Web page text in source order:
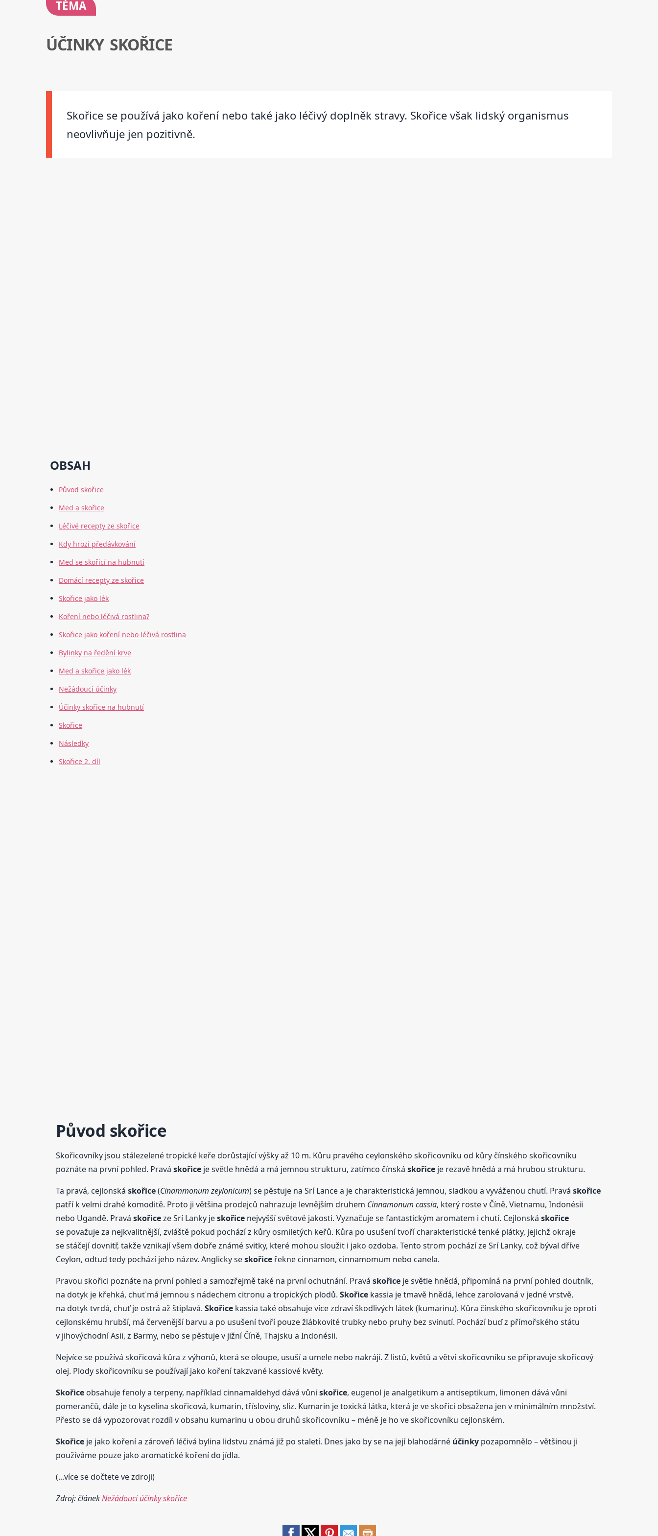
TÉMA
ÚČINKY SKOŘICE
Skořice se používá jako koření nebo také jako léčivý doplněk stravy. Skořice však lidský organismus
neovlivňuje jen pozitivně.
OBSAH
Původ skořice
Med a skořice
Léčivé recepty ze skořice
Kdy hrozí předávkování
Med se skořicí na hubnutí
Domácí recepty ze skořice
Skořice jako lék
Koření nebo léčivá rostlina?
Skořice jako koření nebo léčivá rostlina
Bylinky na ředění krve
Med a skořice jako lék
Nežádoucí účinky
Účinky skořice na hubnutí
Skořice
Následky
Skořice 2. díl
Původ skořice
Skořicovníky jsou stálezelené tropické keře dorůstající výšky až 10 m. Kůru pravého ceylonského skořicovníku od kůry čínského skořicovníku
poznáte na první pohled. Pravá skořiceje světle hnědá a má jemnou strukturu, zatímco čínská skořiceje rezavě hnědá a má hrubou strukturu.
Ta pravá, cejlonská skořice(Cinammonum zeylonicum) se pěstuje na Srí Lance a je charakteristická jemnou, sladkou a vyváženou chutí. Pravá skořice
patří k velmi drahé komoditě. Proto ji většina prodejců nahrazuje levnějším druhem Cinnamonum cassia, který roste v Číně, Vietnamu, Indonésii
nebo Ugandě. Pravá skořiceze Srí Lanky jeskořicenejvyšší světové jakosti. Vyznačuje se fantastickým aromatem i chutí. Cejlonská skořice
se považuje za nejkvalitnější, zvláště pokud pochází z kůry osmiletých keřů. Kůra po usušení tvoří charakteristické tenké plátky, jejichž okraje
se stáčejí dovnitř, takže vznikají všem dobře známé svitky, které mohou sloužit i jako ozdoba. Tento strom pochází ze Srí Lanky, což býval dříve
Ceylon, odtud tedy pochází jeho název. Anglicky seskořiceřekne cinnamon, cinnamomum nebo canela.
Pravou skořici poznáte na první pohled a samozřejmě také na první ochutnání. Pravá skořiceje světle hnědá, připomíná na první pohled doutník,
na dotyk je křehká, chuť má jemnou s nádechem citronu a tropických plodů. Skořicekassia je tmavě hnědá, lehce zarolovaná v jedné vrstvě,
na dotyk tvrdá, chuť je ostrá až štiplavá. Skořicekassia také obsahuje více zdraví škodlivých látek (kumarinu). Kůra čínského skořicovníku je oproti
cejlonskému hrubší, má červenější barvu a po usušení tvoří pouze žlábkovité trubky nebo pruhy bez svinutí. Pochází buď z přímořského státu
v jihovýchodní Asii, z Barmy, nebo se pěstuje v jižní Číně, Thajsku a Indonésii.
Nejvíce se používá skořicová kůra z výhonů, která se oloupe, usuší a umele nebo nakrájí. Z listů, květů a větví skořicovníku se připravuje skořicový
olej. Plody skořicovníku se používají jako koření takzvané kassiové květy.
Skořiceobsahuje fenoly a terpeny, například cinnamaldehyd dává vůni skořice, eugenol je analgetikum a antiseptikum, limonen dává vůni
pomerančů, dále je to kyselina skořicová, kumarin, třísloviny, sliz. Kumarin je toxická látka, která je ve skořici obsažena jen v minimálním množství.
Přesto se dá vypozorovat rozdíl v obsahu kumarinu u obou druhů skořicovníku – méně je ho ve skořicovníku cejlonském.
Skořiceje jako koření a zároveň léčivá bylina lidstvu známá již po staletí. Dnes jako by se na její blahodárné účinkypozapomnělo – většinou ji
používáme pouze jako aromatické koření do jídla.
(...více se dočtete ve zdroji)
Zdroj: článekNežádoucí účinky skořice